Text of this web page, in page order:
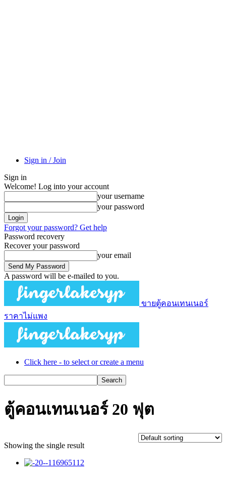
Sign in / Join
Sign in
Welcome! Log into your account
your username
your password
Forgot your password? Get help
Password recovery
Recover your password
your email
A password will be e-mailed to you.
ขายตู้คอนเทนเนอร์
ราคาไม่แพง
Click here - to select or create a menu
ตู้คอนเทนเนอร์ 20 ฟุต
Showing the single result